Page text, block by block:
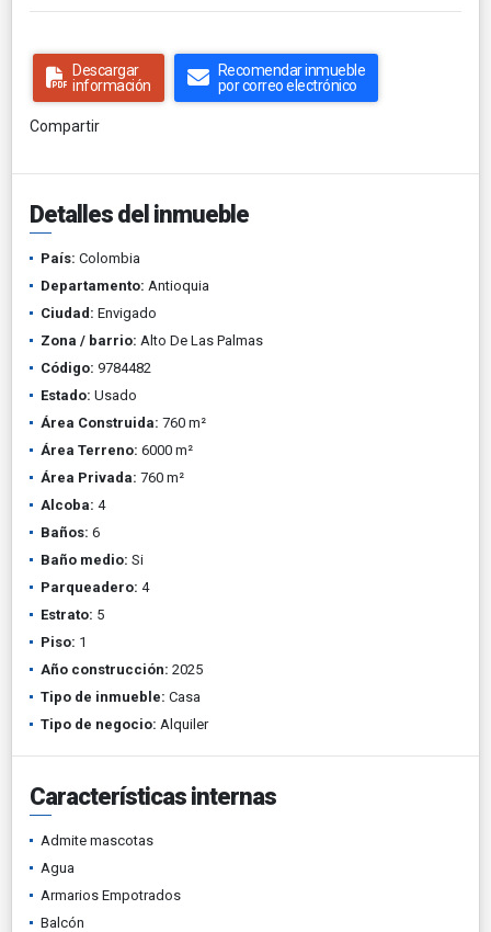
Descargar
información
Recomendar inmueble
por correo electrónico
Compartir
Detalles del inmueble
País: Colombia
Departamento: Antioquia
Ciudad: Envigado
Zona / barrio: Alto De Las Palmas
Código: 9784482
Estado: Usado
Área Construida: 760 m²
Área Terreno: 6000 m²
Área Privada: 760 m²
Alcoba: 4
Baños: 6
Baño medio: Si
Parqueadero: 4
Estrato: 5
Piso: 1
Año construcción: 2025
Tipo de inmueble: Casa
Tipo de negocio: Alquiler
Características internas
Admite mascotas
Agua
Armarios Empotrados
Balcón